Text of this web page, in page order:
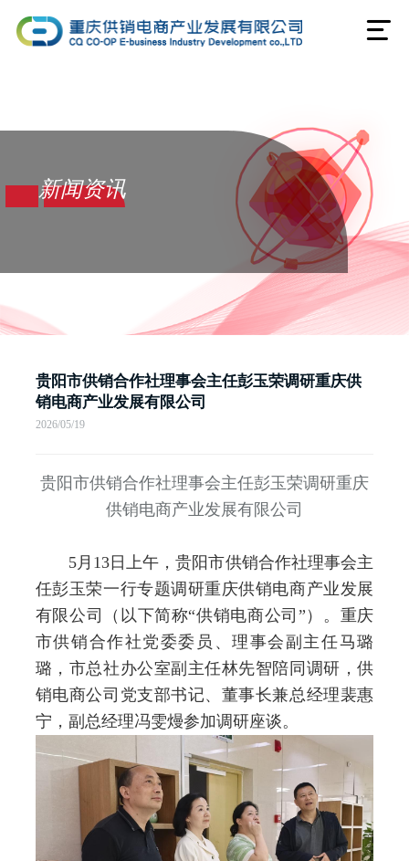
新闻资讯
贵阳市供销合作社理事会主任彭玉荣调研重庆供
销电商产业发展有限公司
2026/05/19
贵阳市供销合作社理事会主任彭玉荣调研重庆
供销电商产业发展有限公司
5月 13日上午，贵阳市供销合作社理事会主
任彭玉荣一行专题调研重庆供销电商产业发展
有限公司 （以下简称“供销电商公司”） 。 重庆
市供销合作社党委委员、理事会副主任马璐
璐，市总社办公室副主任林先智陪同调研 ，供
销电商公司党支部书记、董事长兼总经理裴惠
宁，副总经理冯雯熳参加调研座谈。